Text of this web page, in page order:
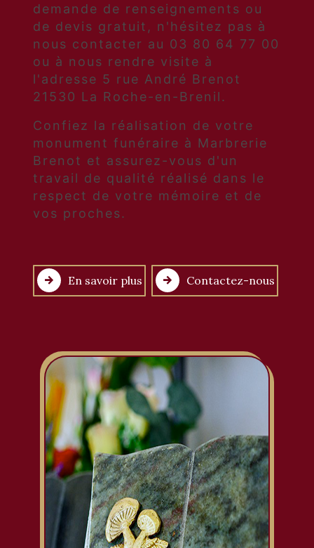
demande de renseignements ou
de devis gratuit, n'hésitez pas à
nous contacter au 03 80 64 77 00
ou à nous rendre visite à
l'adresse 5 rue André Brenot
21530 La Roche-en-Brenil.
Confiez la réalisation de votre
monument funéraire à Marbrerie
Brenot et assurez-vous d'un
travail de qualité réalisé dans le
respect de votre mémoire et de
vos proches.
En savoir plus Contactez-nous